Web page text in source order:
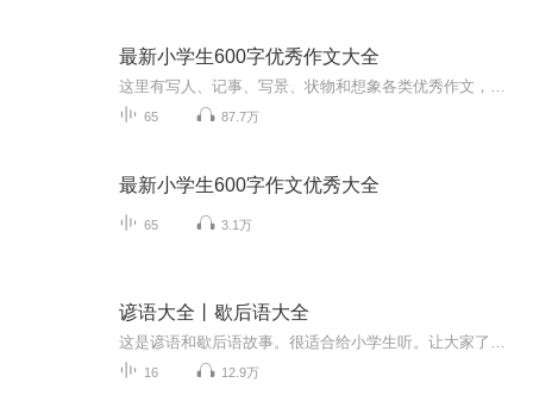
最新小学生600字优秀作文大全
65 87.7万
最新小学生600字作文优秀大全
65 3.1万
谚语大全丨歇后语大全
16 12.9万